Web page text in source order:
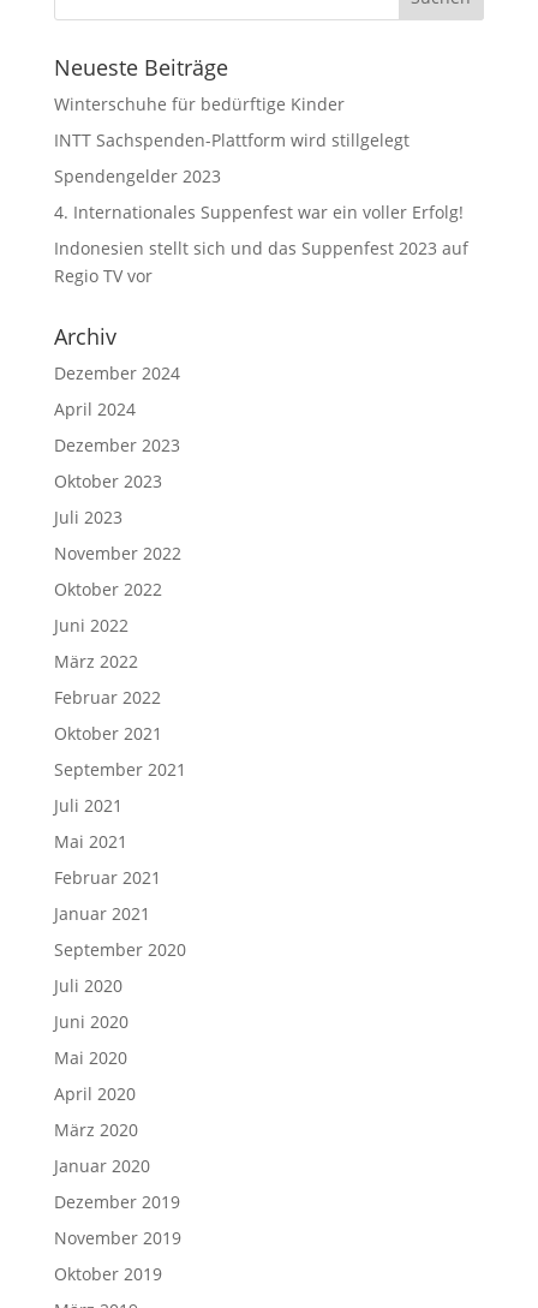
Neueste Beiträge
Winterschuhe für bedürftige Kinder
INTT Sachspenden-Plattform wird stillgelegt
Spendengelder 2023
4. Internationales Suppenfest war ein voller Erfolg!
Indonesien stellt sich und das Suppenfest 2023 auf
Regio TV vor
Archiv
Dezember 2024
April 2024
Dezember 2023
Oktober 2023
Juli 2023
November 2022
Oktober 2022
Juni 2022
März 2022
Februar 2022
Oktober 2021
September 2021
Juli 2021
Mai 2021
Februar 2021
Januar 2021
September 2020
Juli 2020
Juni 2020
Mai 2020
April 2020
März 2020
Januar 2020
Dezember 2019
November 2019
Oktober 2019